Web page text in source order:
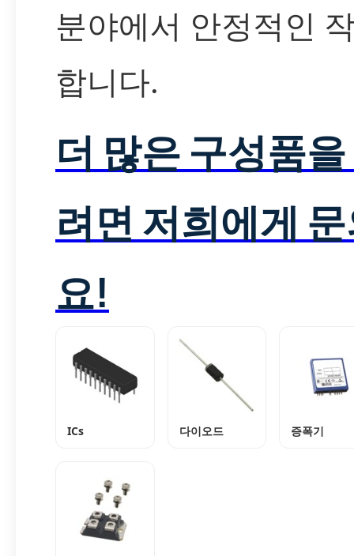
분야에서 안정적인
합니다.
더 많은 구성품
려면 저희에게
요!
ICs 다이오드 증폭기